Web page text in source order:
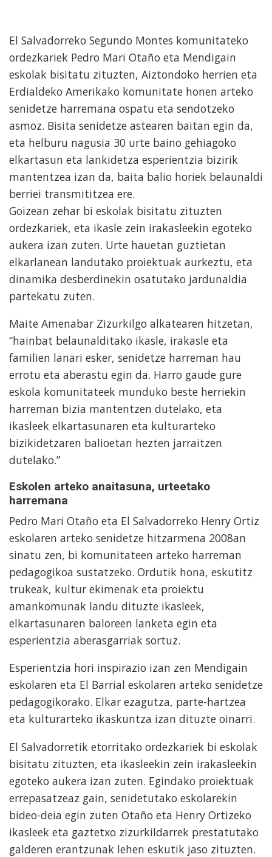
El Salvadorreko Segundo Montes komunitateko
ordezkariek Pedro Mari Otaño eta Mendigain
eskolak bisitatu zituzten, Aiztondoko herrien eta
Erdialdeko Amerikako komunitate honen arteko
senidetze harremana ospatu eta sendotzeko
asmoz. Bisita senidetze astearen baitan egin da,
eta helburu nagusia 30 urte baino gehiagoko
elkartasun eta lankidetza esperientzia bizirik
mantentzea izan da, baita balio horiek belaunaldi
berriei transmititzea ere.
Goizean zehar bi eskolak bisitatu zituzten
ordezkariek, eta ikasle zein irakasleekin egoteko
aukera izan zuten. Urte hauetan guztietan
elkarlanean landutako proiektuak aurkeztu, eta
dinamika desberdinekin osatutako jardunaldia
partekatu zuten.
Maite Amenabar Zizurkilgo alkatearen hitzetan,
“hainbat belaunalditako ikasle, irakasle eta
familien lanari esker, senidetze harreman hau
errotu eta aberastu egin da. Harro gaude gure
eskola komunitateek munduko beste herriekin
harreman bizia mantentzen dutelako, eta
ikasleek elkartasunaren eta kulturarteko
bizikidetzaren balioetan hezten jarraitzen
dutelako.”
Eskolen arteko anaitasuna, urteetako
harremana
Pedro Mari Otaño eta El Salvadorreko Henry Ortiz
eskolaren arteko senidetze hitzarmena 2008an
sinatu zen, bi komunitateen arteko harreman
pedagogikoa sustatzeko. Ordutik hona, eskutitz
trukeak, kultur ekimenak eta proiektu
amankomunak landu dituzte ikasleek,
elkartasunaren baloreen lanketa egin eta
esperientzia aberasgarriak sortuz.
Esperientzia hori inspirazio izan zen Mendigain
eskolaren eta El Barrial eskolaren arteko senidetze
pedagogikorako. Elkar ezagutza, parte-hartzea
eta kulturarteko ikaskuntza izan dituzte oinarri.
El Salvadorretik etorritako ordezkariek bi eskolak
bisitatu zituzten, eta ikasleekin zein irakasleekin
egoteko aukera izan zuten. Egindako proiektuak
errepasatzeaz gain, senidetutako eskolarekin
bideo-deia egin zuten Otaño eta Henry Ortizeko
ikasleek eta gaztetxo zizurkildarrek prestatutako
galderen erantzunak lehen eskutik jaso zituzten.